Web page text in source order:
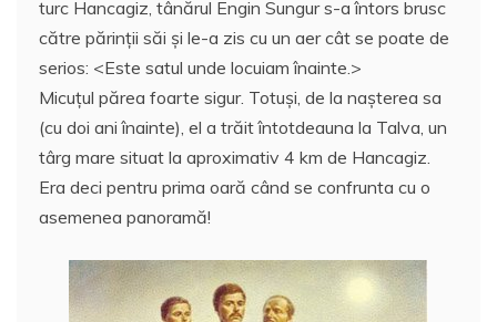
e
b
o
o
k
er l
e
st
s
A
p
p
aj
e
a
z
ă
turc Hancagiz, tânărul Engin Sungur s-a întors brusc
către părinţii săi şi le-a zis cu un aer cât se poate de
serios: <Este satul unde locuiam înainte.>
Micuţul părea foarte sigur. Totuşi, de la naşterea sa
(cu doi ani înainte), el a trăit întotdeauna la Talva, un
târg mare situat la aproximativ 4 km de Hancagiz.
Era deci pentru prima oară când se confrunta cu o
asemenea panoramă!